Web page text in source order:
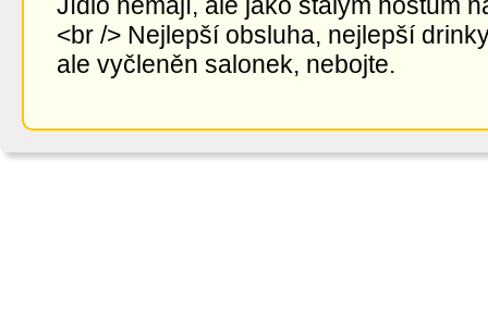
<br /> Nejlepší obsluha, nejlepší
ale vyčleněn salonek, nebojte.